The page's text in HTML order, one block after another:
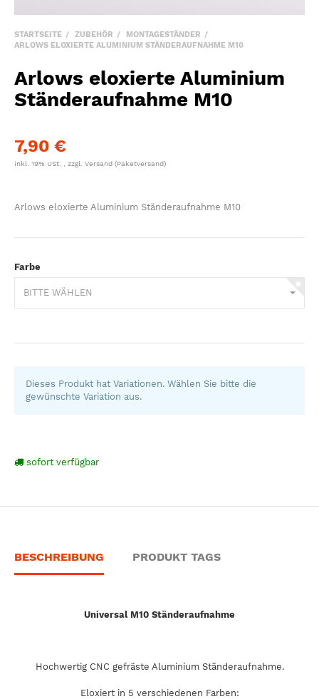
STARTSEITE ZUBEHÖR
MONTAGESTÄNDER
ARLOWS ELOXIERTE ALUMINIUM STÄNDERAUFNAHME M10
Arlows eloxierte Aluminium
Ständeraufnahme M10
7,90 €
inkl. 19% USt. , zzgl. Versand (Paketversand)
Arlows eloxierte Aluminium Ständeraufnahme M10
Farbe
BITTE WÄHLEN
Dieses Produkt hat Variationen. Wählen Sie bitte die
gewünschte Variation aus.
sofort verfügbar
BESCHREIBUNG PRODUKT TAGS
Universal M10 Ständeraufnahme
Hochwertig CNC gefräste Aluminium Ständeraufnahme.
Eloxiert in 5 verschiedenen Farben: